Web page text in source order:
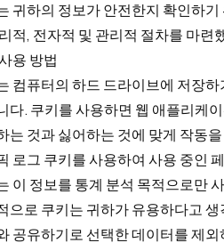
귀하의 정보가 안전한지 확인하
적, 전자적 및 관리적 절차를 마련
용 방법
컴퓨터의 하드 드라이브에 저장
다. 쿠키를 사용하면 웹 애플리케
는 것과 싫어하는 것에 맞게 작동
로그 쿠키를 사용하여 사용 중인
이 정보를 통계 분석 목적으로만
으로 쿠키는 귀하가 유용하다고
공유하기로 선택한 데이터를 제